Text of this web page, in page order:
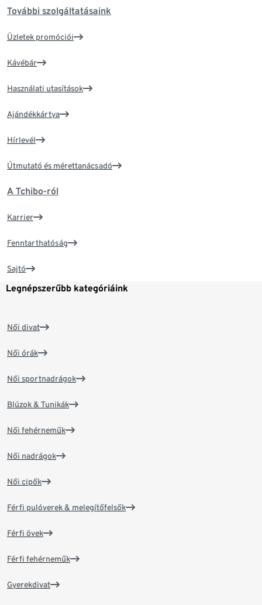
További szolgáltatásaink
Üzletek promóciói
Kávébár
Használati utasítások
Ajándékkártya
Hírlevél
Útmutató és mérettanácsadó
A Tchibo-ról
Karrier
Fenntarthatóság
Sajtó
Legnépszerűbb kategóriáink
Női divat
Női órák
Női sportnadrágok
Blúzok & Tunikák
Női fehérneműk
Női nadrágok
Női cipők
Férfi pulóverek & melegítőfelsők
Férfi övek
Férfi fehérneműk
Gyerekdivat